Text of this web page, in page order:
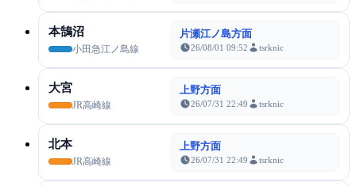
本鵠沼
小田急江ノ島線
片瀬江ノ島方面
26/08/01 09:52 tsrknic
大宮
JR高崎線
上野方面
26/07/31 22:49 tsrknic
北本
JR高崎線
上野方面
26/07/31 22:49 tsrknic